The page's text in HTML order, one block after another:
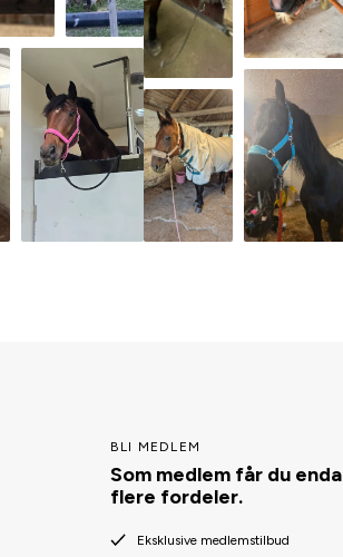
BLI MEDLEM
Som medlem får du enda
flere fordeler.
Eksklusive medlemstilbud